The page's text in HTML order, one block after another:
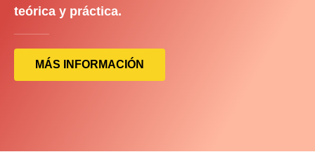
teórica y práctica.
MÁS INFORMACIÓN